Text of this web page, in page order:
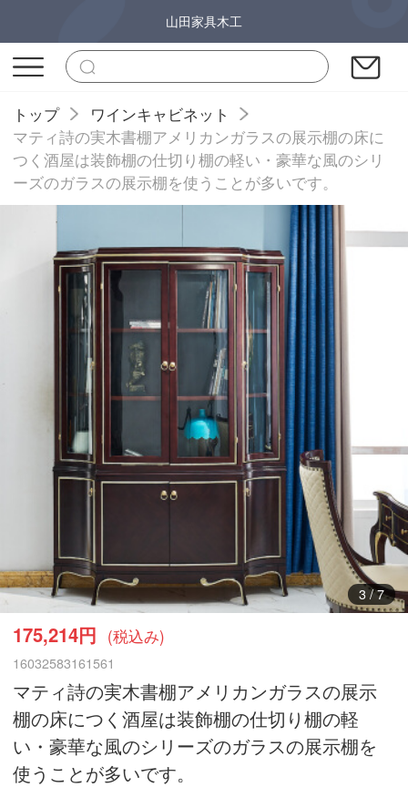
山田家具木工
トップ
ワインキャビネット
マティ詩の実木書棚アメリカンガラスの展示棚の床に
つく酒屋は装飾棚の仕切り棚の軽い・豪華な風のシリ
ーズのガラスの展示棚を使うことが多いです。
3/7
175,214円 (税込み)
16032583161561
マティ詩の実木書棚アメリカンガラスの展示
棚の床につく酒屋は装飾棚の仕切り棚の軽
い・豪華な風のシリーズのガラスの展示棚を
使うことが多いです。